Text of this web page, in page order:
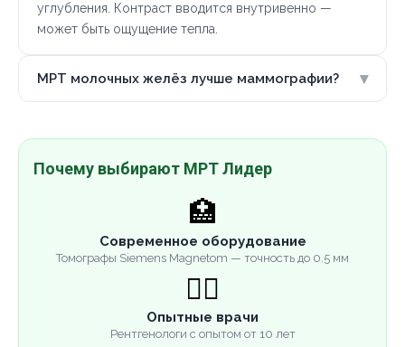
углубления. Контраст вводится внутривенно —
может быть ощущение тепла.
МРТ молочных желёз лучше маммографии? ▾
Почему выбирают МРТ Лидер
🏥
Современное оборудование
Томографы Siemens Magnetom — точность до 0.5 мм
👨‍⚕️
Опытные врачи
Рентгенологи с опытом от 10 лет